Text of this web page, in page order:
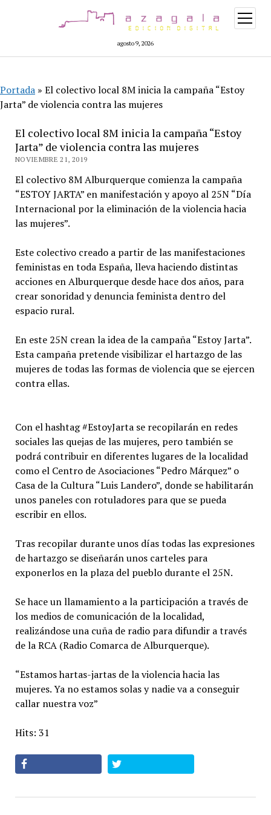
agosto 9, 2026
abrir
menú
Portada » El colectivo local 8M inicia la campaña “Estoy
Jarta” de violencia contra las mujeres
El colectivo local 8M inicia la campaña “Estoy
Jarta” de violencia contra las mujeres
NOVIEMBRE 21, 2019
El colectivo 8M Alburquerque comienza la campaña
“ESTOY JARTA” en manifestación y apoyo al 25N “Día
Internacional por la eliminación de la violencia hacia
las mujeres”.
Este colectivo creado a partir de las manifestaciones
feministas en toda España, lleva haciendo distintas
acciones en Alburquerque desde hace dos años, para
crear sonoridad y denuncia feminista dentro del
espacio rural.
En este 25N crean la idea de la campaña “Estoy Jarta”.
Esta campaña pretende visibilizar el hartazgo de las
mujeres de todas las formas de violencia que se ejercen
contra ellas.
Con el hashtag #EstoyJarta se recopilarán en redes
sociales las quejas de las mujeres, pero también se
podrá contribuir en diferentes lugares de la localidad
como el Centro de Asociaciones “Pedro Márquez” o
Casa de la Cultura “Luis Landero”, donde se habilitarán
unos paneles con rotuladores para que se pueda
escribir en ellos.
Tras recopilar durante unos días todas las expresiones
de hartazgo se diseñarán unos carteles para
exponerlos en la plaza del pueblo durante el 25N.
Se hace un llamamiento a la participación a través de
los medios de comunicación de la localidad,
realizándose una cuña de radio para difundir a través
de la RCA (Radio Comarca de Alburquerque).
“Estamos hartas-jartas de la violencia hacia las
mujeres. Ya no estamos solas y nadie va a conseguir
callar nuestra voz”
Hits: 31